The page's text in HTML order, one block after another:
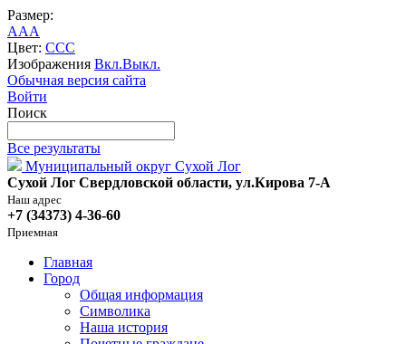
Размер:
AAA
Цвет: CCC
Изображения Вкл.Выкл.
Обычная версия сайта
Войти
Поиск
Все результаты
Муниципальный округ Сухой Лог
Сухой Лог Свердловской области, ул.Кирова 7-А
Наш адрес
+7 (34373) 4-36-60
Приемная
Главная
Город
Общая информация
Символика
Наша история